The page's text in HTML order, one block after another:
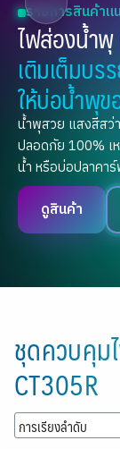
รายการสินค้าแ
ไฟส่องน้ำ
เติมเต็มบร
ให้บ่อน้ำพุ
น้ำพุสวย แสงสีสว่
ปลอดภัย 100% เ
น้ำ หรือบ่อปลาคา
ดูสินค้า
content
ชุดควบคุม
CT305R